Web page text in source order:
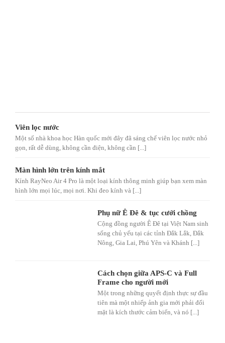
Viên lọc nước
Một số nhà khoa học Hàn quốc mới đây đã sáng chế viên lọc nước nhỏ
gọn, rất dễ dùng, không cần điện, không cần [...]
Màn hình lớn trên kính mắt
Kính RayNeo Air 4 Pro là một loại kính thông minh giúp bạn xem màn
hình lớn mọi lúc, mọi nơi. Khi đeo kính và [...]
Phụ nữ Ê Đê & tục cưới chồng
Cộng đồng người Ê Đê tại Việt Nam sinh
sống chủ yếu tại các tỉnh Đắk Lắk, Đắk
Nông, Gia Lai, Phú Yên và Khánh [...]
Cách chọn giữa APS-C và Full
Frame cho người mới
Một trong những quyết định thực sự đầu
tiên mà một nhiếp ảnh gia mới phải đối
mặt là kích thước cảm biến, và nó [...]